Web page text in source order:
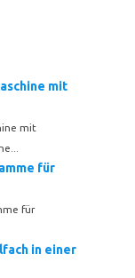
mit
mit
für
für
in einer